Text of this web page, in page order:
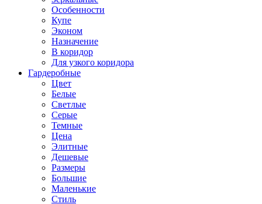
Особенности
Купе
Эконом
Назначение
В коридор
Для узкого коридора
Гардеробные
Цвет
Белые
Светлые
Серые
Темные
Цена
Элитные
Дешевые
Размеры
Большие
Маленькие
Стиль